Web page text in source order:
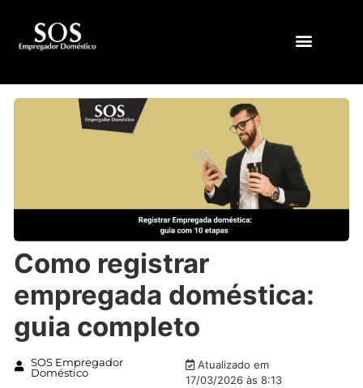
Como registrar
empregada doméstica:
guia completo
SOS Empregador
Doméstico
Atualizado em
17/03/2026 às 8:13